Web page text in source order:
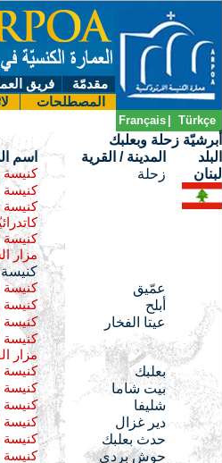
مقدمّة فريق
المصطلحات
Türkçe
Français
أبرشيّة زحلة وبعلبك
البلد
المدينة / القرية
اسم
لبنان
زحلة
كنيسة
كنيسة
كنيسة
مزار
عمّيق
كنيسة
أبلح
كنيسة
عيتا الفخار
كنيسة
مزار
بعلبك
بيت شاما
كنيسة
شليفا
كنيسة
دير غزال
حدث بعلبك
كنيسة
حوش بردى
كنيسة